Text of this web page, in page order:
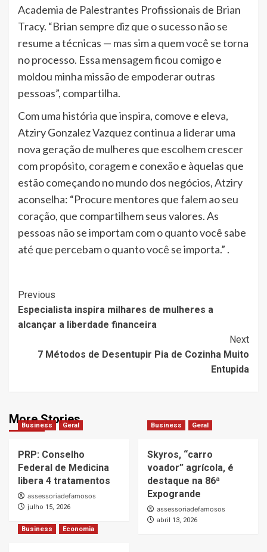
Academia de Palestrantes Profissionais de Brian
Tracy. “Brian sempre diz que o sucesso não se
resume a técnicas — mas sim a quem você se torna
no processo. Essa mensagem ficou comigo e
moldou minha missão de empoderar outras
pessoas”, compartilha.
Com uma história que inspira, comove e eleva,
Atziry Gonzalez Vazquez continua a liderar uma
nova geração de mulheres que escolhem crescer
com propósito, coragem e conexão e àquelas que
estão começando no mundo dos negócios, Atziry
aconselha: “Procure mentores que falem ao seu
coração, que compartilhem seus valores. As
pessoas não se importam com o quanto você sabe
até que percebam o quanto você se importa.” .
Post
Navigation
Previous
Especialista inspira milhares de mulheres a
alcançar a liberdade financeira
Next
7 Métodos de Desentupir Pia de Cozinha Muito
Entupida
More Stories
Business Geral
PRP: Conselho
Federal de Medicina
libera 4 tratamentos
assessoriadefamosos
julho 15, 2026
Business Geral
Skyros, “carro
voador” agrícola, é
destaque na 86ª
Expogrande
assessoriadefamosos
abril 13, 2026
Business
Economia